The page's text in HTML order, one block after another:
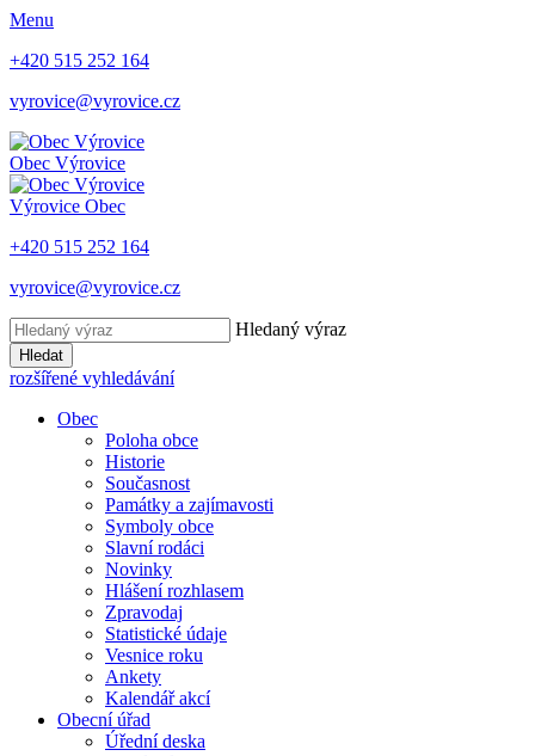
Menu
+420 515 252 164
vyrovice@vyrovice.cz
Obec Výrovice
Výrovice Obec
+420 515 252 164
vyrovice@vyrovice.cz
Hledaný výraz
Hledat
rozšířené vyhledávání
Obec
Poloha obce
Historie
Současnost
Památky a zajímavosti
Symboly obce
Slavní rodáci
Novinky
Hlášení rozhlasem
Zpravodaj
Statistické údaje
Vesnice roku
Ankety
Kalendář akcí
Obecní úřad
Úřední deska